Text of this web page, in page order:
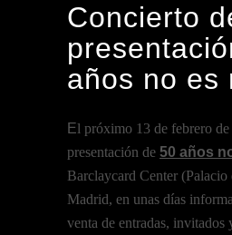
Concierto
años no es
El próximo 13 de febrero
presentación de 50 años
Barclaycard Center (Palacio
Madrid, en unas días
venta de entradas, invitados